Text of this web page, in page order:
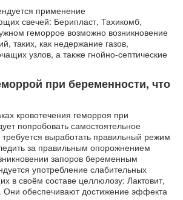
применение
свечей: Берипласт, Тахикомб,
геморрое возможно возникновение
таких, как недержание газов,
узлов, а также гнойно-септические
при беременности, что
кровотечения геморроя при
попробовать самостоятельное
выработать правильный режим
за правильным опорожнением
запоров беременным
употребление слабительных
в своём составе целлюлозу: Лактовит,
обеспечивают достижение эффекта